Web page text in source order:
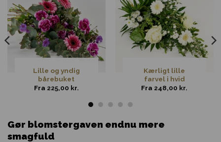
Lille og yndig
bårebuket
Fra 225,00 kr.
Kærligt lille
farvel i hvid
Fra 248,00 kr.
Gør blomstergaven endnu mere
smagfuld